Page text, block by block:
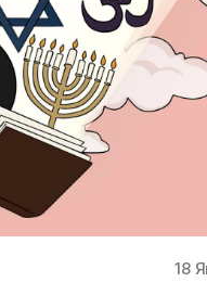
18